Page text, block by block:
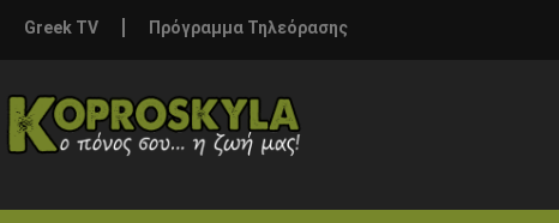
Greek TV Πρόγραμμα Τηλεόρασης